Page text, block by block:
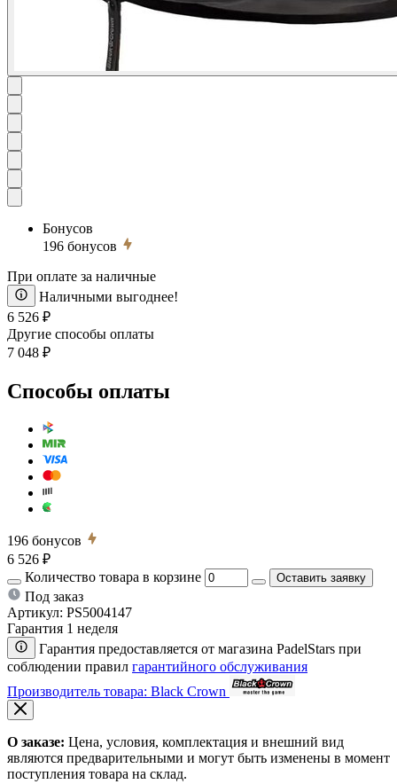
Бонусов
196 бонусов
При оплате за наличные
Наличными выгоднее!
6 526 ₽
Другие способы оплаты
7 048 ₽
Способы оплаты
196 бонусов
6 526 ₽
Количество товара в корзине
Оставить заявку
Под заказ
Артикул: PS5004147
Гарантия 1 неделя
Гарантия предоставляется от магазина PadelStars при
соблюдении правил гарантийного обслуживания
Производитель товара: Black Crown
О заказе: Цена, условия, комплектация и внешний вид
являются предварительными и могут быть изменены в момент
поступления товара на склад.